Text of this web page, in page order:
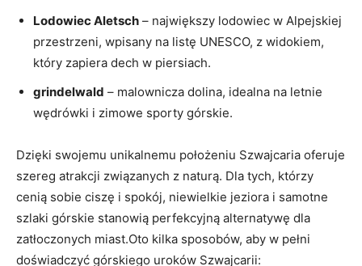
Lodowiec Aletsch – największy lodowiec w Alpejskiej
przestrzeni, wpisany na listę UNESCO, z widokiem,
który zapiera dech w piersiach.
grindelwald – malownicza dolina, idealna na letnie
wędrówki i zimowe sporty górskie.
Dzięki swojemu unikalnemu położeniu Szwajcaria oferuje
szereg atrakcji związanych z naturą. Dla tych, którzy
cenią sobie ciszę i spokój, niewielkie jeziora i samotne
szlaki górskie stanowią perfekcyjną alternatywę dla
zatłoczonych miast.Oto kilka sposobów, aby w pełni
doświadczyć górskiego uroków Szwajcarii: